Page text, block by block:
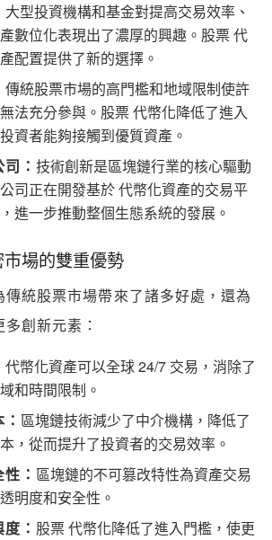
大型投資機構和基金對提高交易效率、
數位化表現出了濃厚的興趣。股票 代
配置提供了新的選擇。
傳統股票市場的高門檻和地域限制使許
法充分參與。股票 代幣化降低了進入
資者能夠接觸到優質資產。
司：技術創新是區塊鏈行業的核心驅動
司正在開發基於 代幣化資產的交易平
進一步推動整個生態系統的發展。
場的雙重優勢
傳統股票市場帶來了諸多好處，還為
創新元素：
代幣化資產可以全球 24/7 交易，消除了
和時間限制。
區塊鏈技術減少了中介機構，降低了
，從而提升了投資者的交易效率。
： 區塊鏈的不可篡改特性為資產交易
明度和安全性。
： 股票 代幣化降低了進入門檻，使更